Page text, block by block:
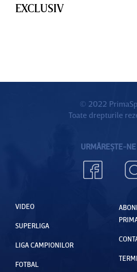
EXCLUSIV
© 2022
Toate drepturile
URMĂREȘTE-
VIDEO
SUPERLIGA
LIGA CAMPIONILOR
FOTBAL